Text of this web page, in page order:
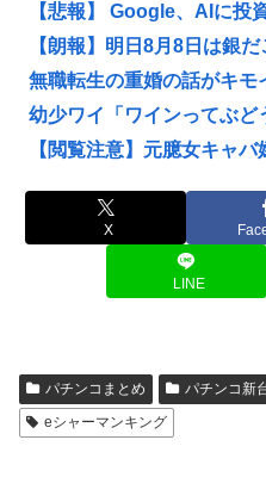
【悲報】 Google、AIに投
【朗報】明日8月8日は銀
無職転生の重婚の話がキモ
幼少ワイ「ワインってぶど
【閲覧注意】元臆女キャ
X
LINE
パチンコまとめ パチンコ新
eシャーマンキング